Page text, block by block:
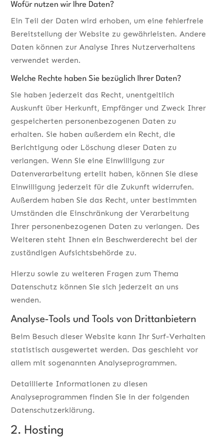
Wofür nutzen wir Ihre Daten?
Ein Teil der Daten wird erhoben, um eine fehlerfreie
Bereitstellung der Website zu gewährleisten. Andere
Daten können zur Analyse Ihres Nutzerverhaltens
verwendet werden.
Welche Rechte haben Sie bezüglich Ihrer Daten?
Sie haben jederzeit das Recht, unentgeltlich
Auskunft über Herkunft, Empfänger und Zweck Ihrer
gespeicherten personenbezogenen Daten zu
erhalten. Sie haben außerdem ein Recht, die
Berichtigung oder Löschung dieser Daten zu
verlangen. Wenn Sie eine Einwilligung zur
Datenverarbeitung erteilt haben, können Sie diese
Einwilligung jederzeit für die Zukunft widerrufen.
Außerdem haben Sie das Recht, unter bestimmten
Umständen die Einschränkung der Verarbeitung
Ihrer personenbezogenen Daten zu verlangen. Des
Weiteren steht Ihnen ein Beschwerderecht bei der
zuständigen Aufsichtsbehörde zu.
Hierzu sowie zu weiteren Fragen zum Thema
Datenschutz können Sie sich jederzeit an uns
wenden.
Analyse-Tools und Tools von Dritt­anbietern
Beim Besuch dieser Website kann Ihr Surf-Verhalten
statistisch ausgewertet werden. Das geschieht vor
allem mit sogenannten Analyseprogrammen.
Detaillierte Informationen zu diesen
Analyseprogrammen finden Sie in der folgenden
Datenschutzerklärung.
2. Hosting